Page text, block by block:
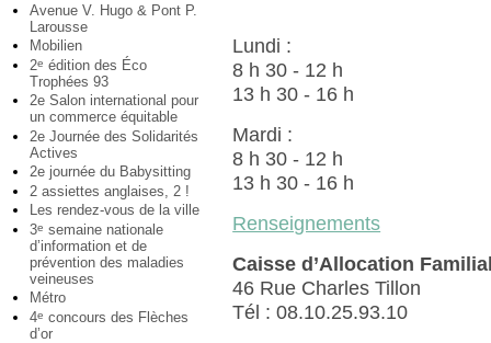
Avenue V. Hugo & Pont P.
Larousse
Mobilien
2e édition des Éco
Trophées 93
2e Salon international pour
un commerce équitable
2e Journée des Solidarités
Actives
2e journée du Babysitting
2 assiettes anglaises, 2 !
Les rendez-vous de la ville
3e semaine nationale
d’information et de
prévention des maladies
veineuses
Métro
4e concours des Flèches
d’or
Lundi :
8 h 30 - 12 h
13 h 30 - 16 h
Mardi :
8 h 30 - 12 h
13 h 30 - 16 h
Renseignements
Caisse d’Allocation
46 Rue Charles Tillon
Tél : 08.10.25.93.10